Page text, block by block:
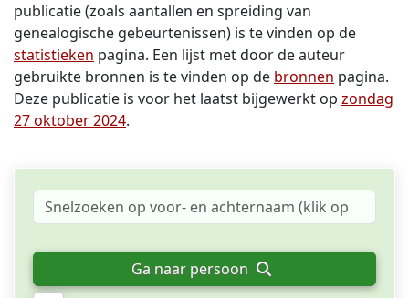
publicatie (zoals aantallen en spreiding van
genealogische gebeurtenissen) is te vinden op de
statistieken pagina. Een lijst met door de auteur
gebruikte bronnen is te vinden op de bronnen pagina.
Deze publicatie is voor het laatst bijgewerkt op zondag
27 oktober 2024.
Ga naar persoon